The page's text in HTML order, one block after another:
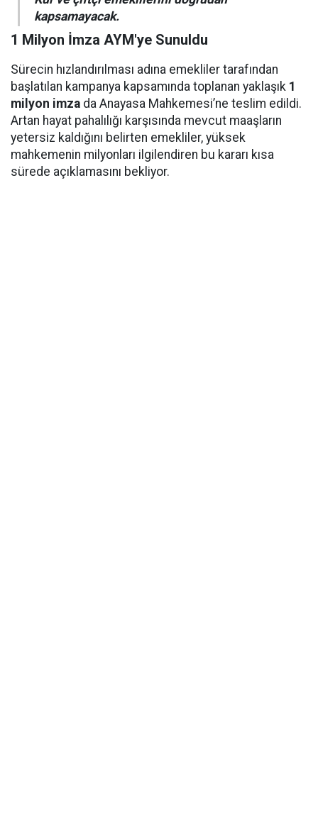
kapsamayacak.
1 Milyon İmza AYM'ye Sunuldu
Sürecin hızlandırılması adına emekliler tarafından
başlatılan kampanya kapsamında toplanan yaklaşık 1
milyon imza da Anayasa Mahkemesi’ne teslim edildi.
Artan hayat pahalılığı karşısında mevcut maaşların
yetersiz kaldığını belirten emekliler, yüksek
mahkemenin milyonları ilgilendiren bu kararı kısa
sürede açıklamasını bekliyor.